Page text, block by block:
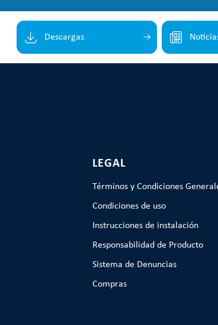
Descargas
LEGAL
Términos y Condiciones
Condiciones de uso
Instrucciones de instalación
Responsabilidad de Producto
Sistema de Denuncias
Compras